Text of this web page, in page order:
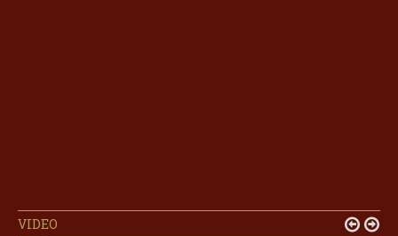
VIDEO  